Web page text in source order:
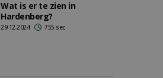
Wat is er te zien in
Hardenberg?
29-12-2024 755 sec